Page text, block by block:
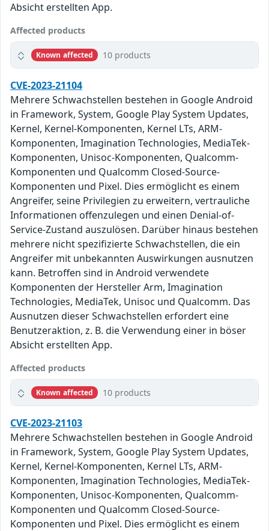
Absicht erstellten App.
Affected products
Known affected 10 products
CVE-2023-21104
Mehrere Schwachstellen bestehen in Google Android
in Framework, System, Google Play System Updates,
Kernel, Kernel-Komponenten, Kernel LTs, ARM-
Komponenten, Imagination Technologies, MediaTek-
Komponenten, Unisoc-Komponenten, Qualcomm-
Komponenten und Qualcomm Closed-Source-
Komponenten und Pixel. Dies ermöglicht es einem
Angreifer, seine Privilegien zu erweitern, vertrauliche
Informationen offenzulegen und einen Denial-of-
Service-Zustand auszulösen. Darüber hinaus bestehen
mehrere nicht spezifizierte Schwachstellen, die ein
Angreifer mit unbekannten Auswirkungen ausnutzen
kann. Betroffen sind in Android verwendete
Komponenten der Hersteller Arm, Imagination
Technologies, MediaTek, Unisoc und Qualcomm. Das
Ausnutzen dieser Schwachstellen erfordert eine
Benutzeraktion, z. B. die Verwendung einer in böser
Absicht erstellten App.
Affected products
Known affected 10 products
CVE-2023-21103
Mehrere Schwachstellen bestehen in Google Android
in Framework, System, Google Play System Updates,
Kernel, Kernel-Komponenten, Kernel LTs, ARM-
Komponenten, Imagination Technologies, MediaTek-
Komponenten, Unisoc-Komponenten, Qualcomm-
Komponenten und Qualcomm Closed-Source-
Komponenten und Pixel. Dies ermöglicht es einem